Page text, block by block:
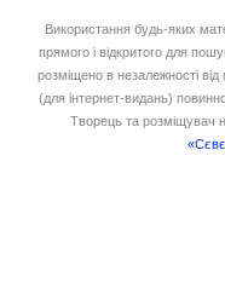
Використання будь-яких
прямого і відкритого для
розміщено в незалежності
(для інтернет-видань)
Творець та розміщувач